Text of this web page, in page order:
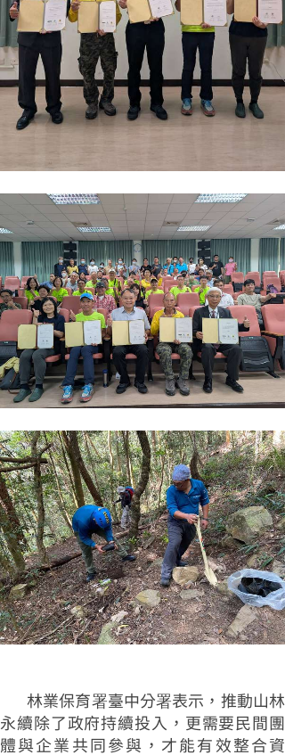
林業保育署臺中分署表示，推動山林
永續除了政府持續投入，更需要民間團
體與企業共同參與，才能有效整合資